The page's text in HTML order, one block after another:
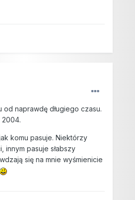
od naprawdę długiego czasu.
2004.
komu pasuje. Niektórzy
innym pasuje słabszy
się na mnie wyśmienicie